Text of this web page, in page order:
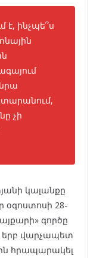
է, ինչպե՞ս
չի
կալանքը
օգոստոսի 28-
գործը
երբ վարչապետ
ին հրապարակել